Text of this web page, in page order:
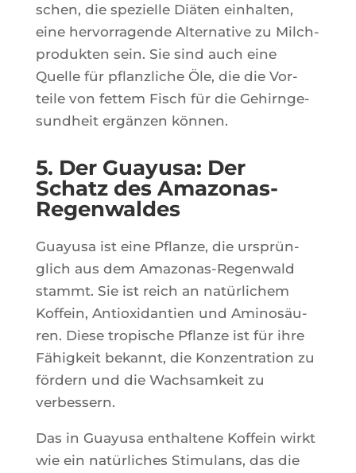
schen, die spe­zielle Diä­ten ein­hal­ten,
eine her­vor­ra­gende Alter­na­tive zu Milch­
pro­duk­ten sein. Sie sind auch eine
Quelle für pflanz­liche Öle, die die Vor­
teile von fet­tem Fisch für die Gehirn­ge­
sund­heit ergän­zen können.
5. Der Guayusa: Der
Schatz des Amazonas-
Regenwaldes
Guayu­sa ist eine Pflanze, die urs­prün­
glich aus dem Ama­zo­nas-Regen­wald
stammt. Sie ist reich an natür­li­chem
Kof­fein, Antioxi­dan­tien und Ami­nosäu­
ren. Diese tro­pische Pflanze ist für ihre
Fähig­keit bekannt, die Kon­zen­tra­tion zu
för­dern und die Wach­sam­keit zu
verbessern.
Das in Guayu­sa enthal­tene Kof­fein wirkt
wie ein natür­liches Sti­mu­lans, das die